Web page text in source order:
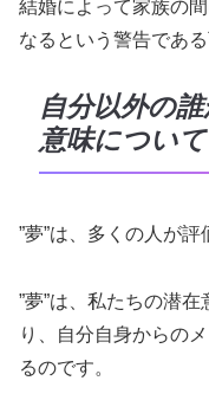
結婚によって家族の
なるという警告であ
自分以外の
意味につい
”夢”は、多くの人が
”夢”は、私たちの潜
り、自分自身からの
るのです。